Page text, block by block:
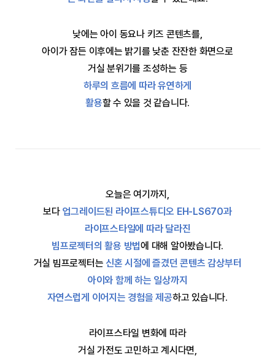
낮에는 아이 동요나 키즈 콘텐츠를,
아이가 잠든 이후에는 밝기를 낮춘 잔잔한 화면으로
거실 분위기를 조성하는 등
하루의 흐름에 따라 유연하게
활용할 수 있을 것 같습니다.
오늘은 여기까지,
보다 업그레이드된 라이프스튜디오 EH-LS670과
라이프스타일에 따라 달라진
빔프로젝터의 활용 방법에 대해 알아봤습니다.
거실 빔프로젝터는신혼 시절에 즐겼던 콘텐츠 감상부터
아이와 함께 하는 일상까지
자연스럽게 이어지는 경험을 제공하고 있습니다.
라이프스타일 변화에 따라
거실 가전도 고민하고 계시다면,